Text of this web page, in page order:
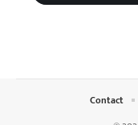
Contact